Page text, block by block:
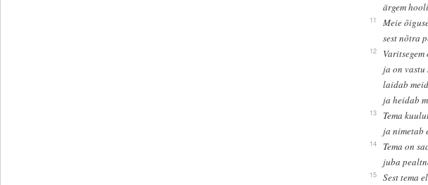
ärgem
11
Meie
sest nõtra
12
ja on vastu
laidab
ja heidab
13
Tema
ja nimetab
14
Tema on
juba
15
Sest tema